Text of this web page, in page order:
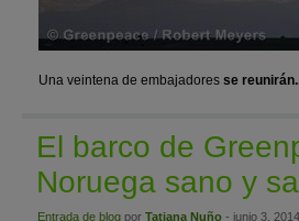
Una veintena de embajadores se
El barco de
Noruega sano y
Entrada de blog por Tatiana Nuño - junio 3,